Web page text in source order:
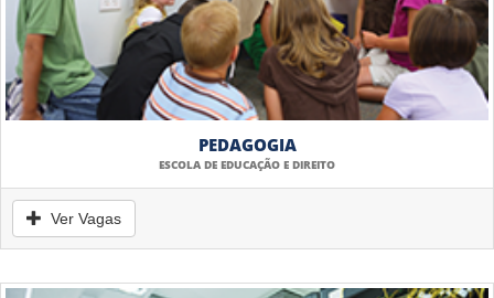
PEDAGOGIA
ESCOLA DE EDUCAÇÃO E DIREITO
Ver Vagas